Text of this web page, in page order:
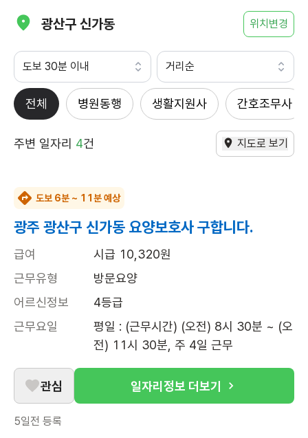
광산구 신가동 위치변경
도보 30분 이내 거리순
전체 병원동행 생활지원사 간호조무사
주변 일자리 4건 지도로 보기
도보 6분 ~ 11분 예상
광주 광산구 신가동 요양보호사 구합니다.
급여
시급 10,320원
근무유형
방문요양
어르신정보
4등급
근무요일
평일 : (근무시간) (오전) 8시 30분 ~ (오
전) 11시 30분, 주 4일 근무
관심 일자리정보 더보기
5일전 등록